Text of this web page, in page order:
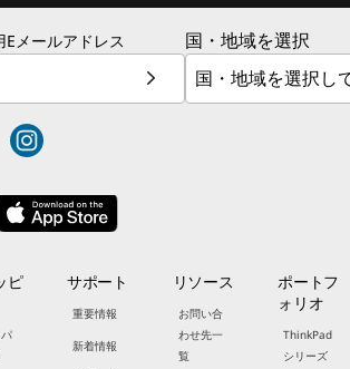
メールアドレス 国・地域を選択
ピ
サポート
重要情報
新着情報
リソース
お問い合
わせ先一
覧
ポートフ
ォリオ
ThinkPad
シリーズ